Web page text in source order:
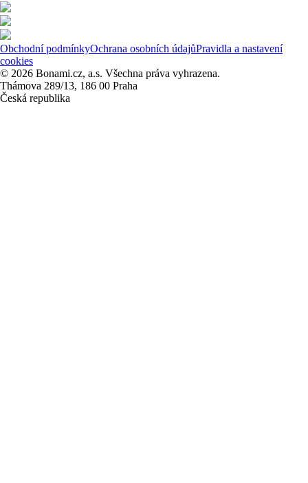
Obchodní podmínkyOchrana osobních údajůPravidla a nastavení
cookies
© 2026 Bonami.cz, a.s. Všechna práva vyhrazena.
Thámova 289/13, 186 00 Praha
Česká republika